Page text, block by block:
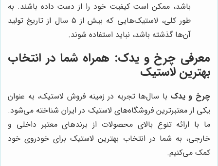
باشد، ممکن است کیفیت خود را از دست داده باشند. به
طور کلی، لاستیک‌هایی که بیش از ۵ سال از تاریخ تولید
آن‌ها گذشته باشد، نباید استفاده شوند.
معرفی چرخ و یدک: همراه شما در انتخاب
بهترین لاستیک
چرخ و یدک با سال‌ها تجربه در زمینه فروش لاستیک، به عنوان
یکی از معتبرترین فروشگاه‌های لاستیک در ایران شناخته می‌شود.
ما با ارائه تنوع بالای محصولات از برندهای معتبر داخلی و
خارجی، به شما در انتخاب بهترین لاستیک برای خودروی خود
کمک می‌کنیم.